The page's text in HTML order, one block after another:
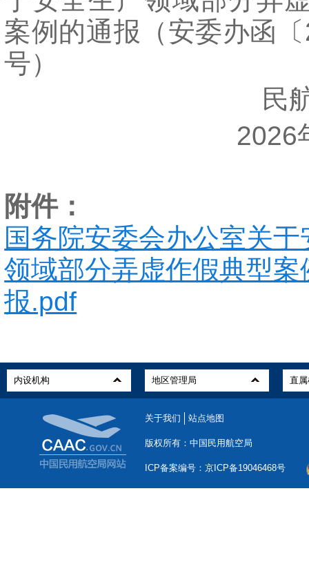
案例的通报（安委办函
号）
民航
2026
附件：
国务院安委会办公室关于
领域部分弄虚作假典型案
报.pdf
关于我们 站点地图
版权所有：中国民用航空局
ICP备案编号：京ICP备19046468号